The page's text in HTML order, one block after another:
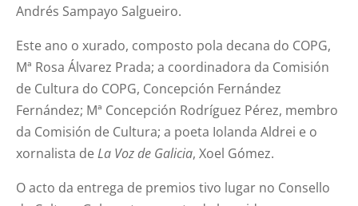
Andrés Sampayo Salgueiro.
Este ano o xurado, composto pola decana do COPG,
Mª Rosa Álvarez Prada; a coordinadora da Comisión
de Cultura do COPG, Concepción Fernández
Fernández; Mª Concepción Rodríguez Pérez, membro
da Comisión de Cultura; a poeta Iolanda Aldrei e o
xornalista deLa Voz de Galicia, Xoel Gómez.
O acto da entrega de premios tivo lugar no Consello